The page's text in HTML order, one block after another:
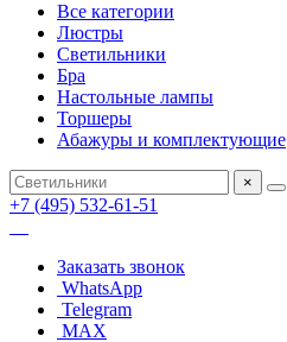
Все категории
Люстры
Светильники
Бра
Настольные лампы
Торшеры
Абажуры и комплектующие
×
+7 (495) 532-61-51
Заказать звонок
WhatsApp
Telegram
MAX